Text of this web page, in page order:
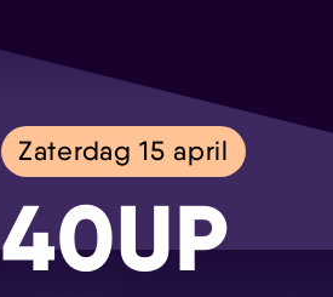
Zaterdag 15 april
40UP